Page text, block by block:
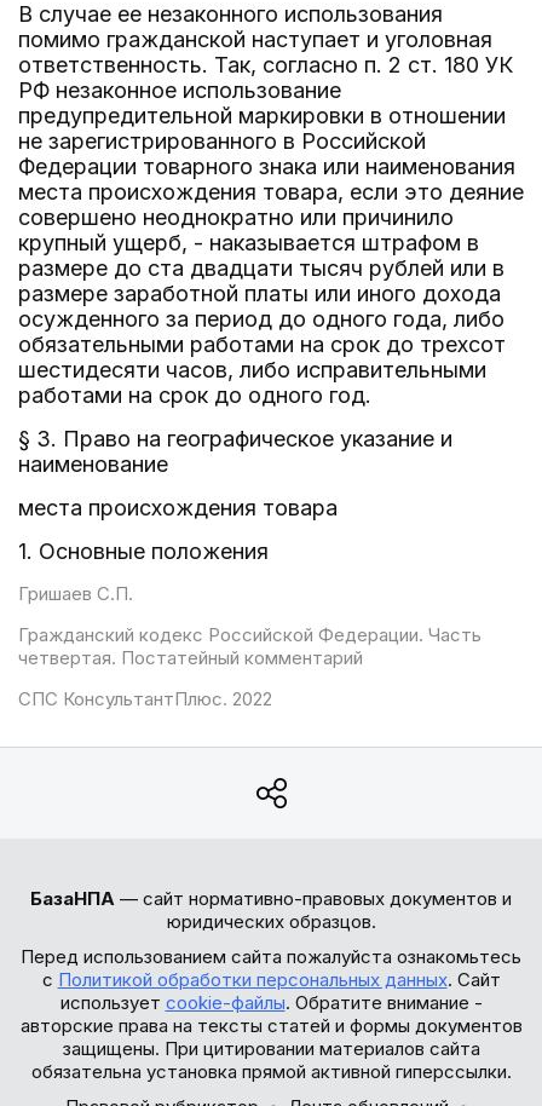
В случае ее незаконного использования
помимо гражданской наступает и уголовная
ответственность. Так, согласно п. 2 ст. 180 УК
РФ незаконное использование
предупредительной маркировки в отношении
не зарегистрированного в Российской
Федерации товарного знака или наименования
места происхождения товара, если это деяние
совершено неоднократно или причинило
крупный ущерб, - наказывается штрафом в
размере до ста двадцати тысяч рублей или в
размере заработной платы или иного дохода
осужденного за период до одного года, либо
обязательными работами на срок до трехсот
шестидесяти часов, либо исправительными
работами на срок до одного год.
§ 3. Право на географическое указание и
наименование
места происхождения товара
1. Основные положения
Гришаев С.П.
Гражданский кодекс Российской Федерации. Часть
четвертая. Постатейный комментарий
СПС КонсультантПлюс. 2022
БазаНПА — сайт нормативно-правовых документов и
юридических образцов.
Перед использованием сайта пожалуйста ознакомьтесь
с Политикой обработки персональных данных. Сайт
использует cookie-файлы. Обратите внимание -
авторские права на тексты статей и формы документов
защищены. При цитировании материалов сайта
обязательна установка прямой активной гиперссылки.